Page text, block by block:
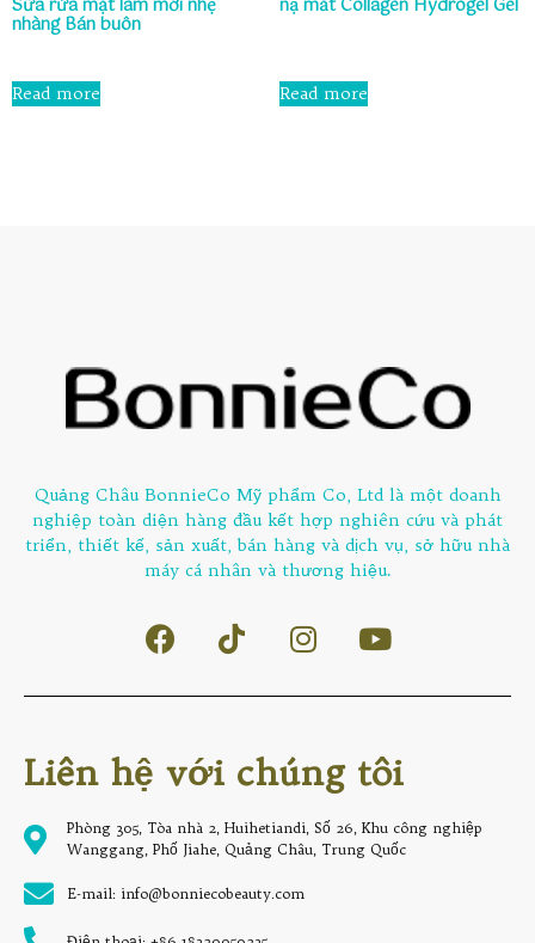
Sữa rửa mặt làm mới nhẹ
nhàng Bán buôn
0
out
Read more
nạ mắt Collagen Hydrogel Gel
out
of
5
Read more
Quảng Châu BonnieCo Mỹ phẩm Co, Ltd là một doanh
nghiệp toàn diện hàng đầu kết hợp nghiên cứu và phát
triển, thiết kế, sản xuất, bán hàng và dịch vụ, sở hữu nhà
máy cá nhân và thương hiệu.
Liên hệ với chúng tôi
Phòng 305, Tòa nhà 2, Huihetiandi, Số 26, Khu công nghiệp
Wanggang, Phố Jiahe, Quảng Châu, Trung Quốc
E-mail: info@bonniecobeauty.com